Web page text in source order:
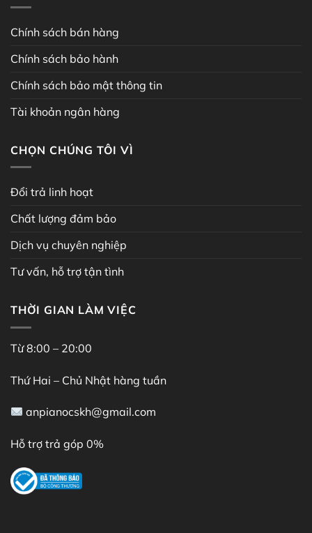
Chính sách bán hàng
Chính sách bảo hành
Chính sách bảo mật thông tin
Tài khoản ngân hàng
CHỌN CHÚNG TÔI VÌ
Đổi trả linh hoạt
Chất lượng đảm bảo
Dịch vụ chuyên nghiệp
Tư vấn, hỗ trợ tận tình
THỜI GIAN LÀM VIỆC
Từ 8:00 – 20:00
Thứ Hai – Chủ Nhật hàng tuần
anpianocskh@gmail.com
Hỗ trợ trả góp 0%